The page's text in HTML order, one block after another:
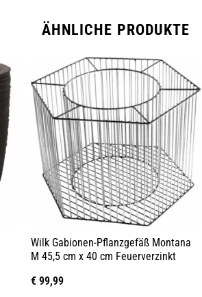
ÄHNLICHE PRODUKTE
Wilk Gabionen-Pflanzgefäß Montana
M 45,5 cm x 40 cm Feuerverzinkt
€ 99,99